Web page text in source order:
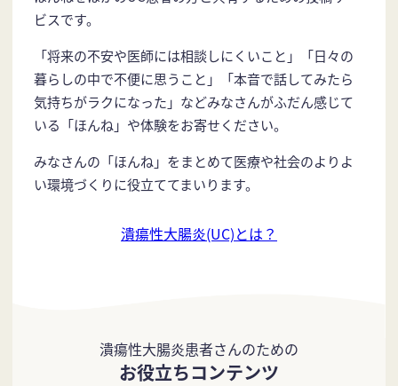
ビスです。
「将来の不安や医師には相談しにくいこと」「日々の
暮らしの中で不便に思うこと」「本音で話してみたら
気持ちがラクになった」などみなさんがふだん感じて
いる「ほんね」や体験をお寄せください。
みなさんの「ほんね」をまとめて医療や社会のよりよ
い環境づくりに役立ててまいります。
潰瘍性大腸炎(UC)とは？
潰瘍性大腸炎患者さんのための
お役立ちコンテンツ